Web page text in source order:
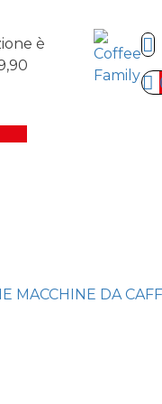
è
MACCHINE DA